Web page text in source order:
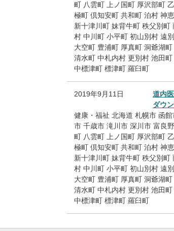
町 八雲町 上ノ国町 厚沢部町
極町 倶知安町 共和町 泊村 神
新十津川町 妹背牛町 秩父別町
村 中川町 小平町 初山別村 遠
大空町 豊浦町 厚真町 洞爺湖町
清水町 中札内村 更別村 池田町
中標津町 標津町 羅臼町
2019年9月11日
道内
ダウ
健康・福祉 北海道 札幌市 函館
市 千歳市 滝川市 深川市 富良
町 八雲町 上ノ国町 厚沢部町
極町 倶知安町 共和町 泊村 神
新十津川町 妹背牛町 秩父別町
村 中川町 小平町 初山別村 遠
大空町 豊浦町 厚真町 洞爺湖町
清水町 中札内村 更別村 池田町
中標津町 標津町 羅臼町